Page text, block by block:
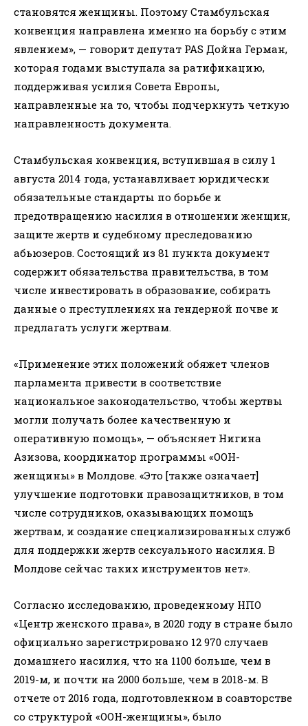
становятся женщины. Поэтому Стамбульская
конвенция направлена ​​именно на борьбу с этим
явлением», — говорит депутат PAS Дойна Герман,
которая годами выступала за ратификацию,
поддерживая усилия Совета Европы,
направленные на то, чтобы подчеркнуть четкую
направленность документа.
Стамбульская конвенция, вступившая в силу 1
августа 2014 года, устанавливает юридически
обязательные стандарты по борьбе и
предотвращению насилия в отношении женщин,
защите жертв и судебному преследованию
абьюзеров. Состоящий из 81 пункта документ
содержит обязательства правительства, в том
числе инвестировать в образование, собирать
данные о преступлениях на гендерной почве и
предлагать услуги жертвам.
«Применение этих положений обяжет членов
парламента привести в соответствие
национальное законодательство, чтобы жертвы
могли получать более качественную и
оперативную помощь», — объясняет Нигина
Азизова, координатор программы «ООН-
женщины» в Молдове. «Это [также означает]
улучшение подготовки правозащитников, в том
числе сотрудников, оказывающих помощь
жертвам, и создание специализированных служб
для поддержки жертв сексуального насилия. В
Молдове сейчас таких инструментов нет».
Согласно исследованию, проведенному НПО
«Центр женского права», в 2020 году в стране было
официально зарегистрировано 12 970 случаев
домашнего насилия, что на 1100 больше, чем в
2019-м, и почти на 2000 больше, чем в 2018-м. В
отчете от 2016 года, подготовленном в соавторстве
со структурой «ООН-женщины», было